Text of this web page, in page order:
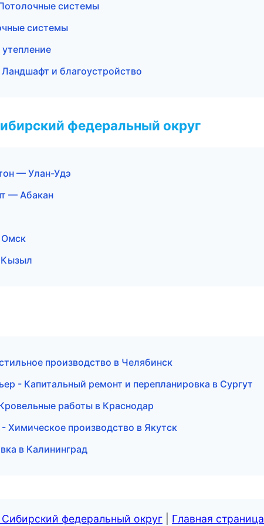
системы
системы
и благоустройство
федеральный округ
— Улан-Удэ
— Абакан
Кызыл
производство в Челябинск
- Капитальный ремонт и перепланировка в Сургут
работы в Краснодар
Химическое производство в Якутск
в Калининград
федеральный округ Главная страница